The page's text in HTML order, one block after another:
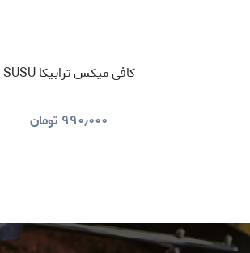
کافی میکس ترابیکا SUSU
۹۹۰٫۰۰۰ تومان